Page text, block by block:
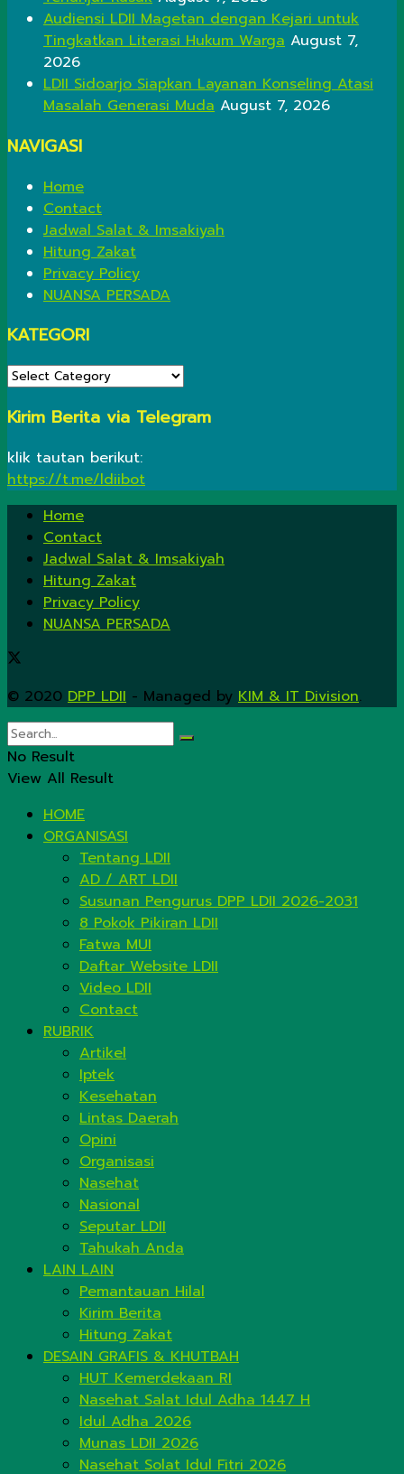
Audiensi LDII Magetan dengan Kejari untuk
Tingkatkan Literasi Hukum Warga August 7,
2026
LDII Sidoarjo Siapkan Layanan Konseling Atasi
Masalah Generasi Muda August 7, 2026
NAVIGASI
Home
Contact
Jadwal Salat & Imsakiyah
Hitung Zakat
Privacy Policy
NUANSA PERSADA
KATEGORI
KATEGORI
Kirim Berita via Telegram
klik tautan berikut:
https://t.me/ldiibot
Home
Contact
Jadwal Salat & Imsakiyah
Hitung Zakat
Privacy Policy
NUANSA PERSADA
© 2020 DPP LDII - Managed by KIM & IT Division.
No Result
View All Result
HOME
ORGANISASI
Tentang LDII
AD / ART LDII
Susunan Pengurus DPP LDII 2026-2031
8 Pokok Pikiran LDII
Fatwa MUI
Daftar Website LDII
Video LDII
Contact
RUBRIK
Artikel
Iptek
Kesehatan
Lintas Daerah
Opini
Organisasi
Nasehat
Nasional
Seputar LDII
Tahukah Anda
LAIN LAIN
Pemantauan Hilal
Kirim Berita
Hitung Zakat
DESAIN GRAFIS & KHUTBAH
HUT Kemerdekaan RI
Nasehat Salat Idul Adha 1447 H
Idul Adha 2026
Munas LDII 2026
Nasehat Solat Idul Fitri 2026